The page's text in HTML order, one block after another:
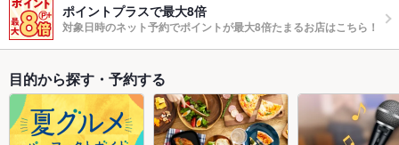
ポイントプラスで最大8倍
対象日時のネット予約でポイントが最大8倍たまるお店はこちら！
目的から探す・予約する